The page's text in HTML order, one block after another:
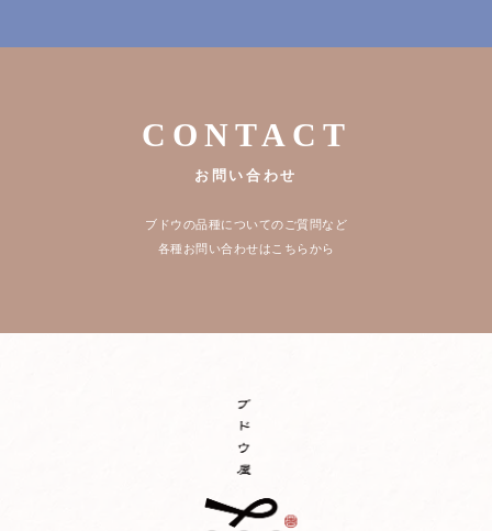
CONTACT
お問い合わせ
ブドウの品種についてのご質問など
各種お問い合わせはこちらから